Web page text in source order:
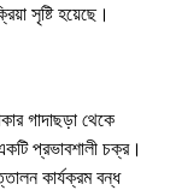
সৃষ্টি হয়েছে।
গাদাছড়া থেকে
প্রভাবশালী চক্র।
কার্যক্রম বন্ধ